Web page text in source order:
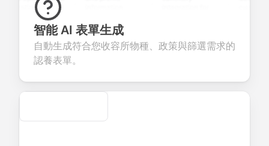
to
valuable
about
products or
seamless
account
creation.
candidate
智能 AI 表單生成
自動生成符合您收容所物種、政策與篩選需求的
認養表單。
Secure